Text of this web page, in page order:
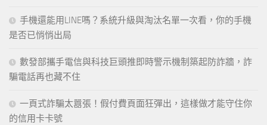
手機還能用LINE嗎？系統升級與淘汰名單一次看，你的手機
是否已悄悄出局
數發部攜手電信與科技巨頭推即時警示機制築起防詐牆，詐
騙電話再也藏不住
一頁式詐騙太囂張！假付費頁面狂彈出，這樣做才能守住你
的信用卡卡號